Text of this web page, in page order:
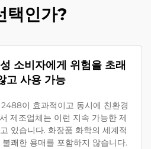
택인가?
소비자에게 위험을 초래
고 사용 가능
이 효과적이고 동시에 친환경
제조업체는 이런 지속 가능한 제
있습니다. 화장품 화학의 세계적
쾌한 용매를 포함하지 않습니다.